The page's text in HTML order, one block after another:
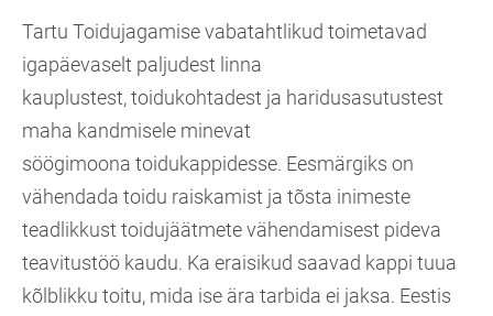
Tartu Toidujagamise vabatahtlikud toimetavad
igapäevaselt paljudest linna
kauplustest, toidukohtadest ja haridusasutustest
maha kandmisele minevat
söögimoona toidukappidesse. Eesmärgiks on
vähendada toidu raiskamist ja tõsta inimeste
teadlikkust toidujäätmete vähendamisest pideva
teavitustöö kaudu. Ka eraisikud saavad kappi tuua
kõlblikku toitu, mida ise ära tarbida ei jaksa. Eestis